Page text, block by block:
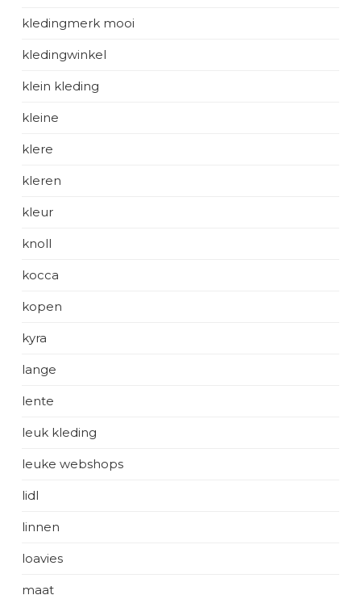
kledingmerk mooi
kledingwinkel
klein kleding
kleine
klere
kleren
kleur
knoll
kocca
kopen
kyra
lange
lente
leuk kleding
leuke webshops
lidl
linnen
loavies
maat